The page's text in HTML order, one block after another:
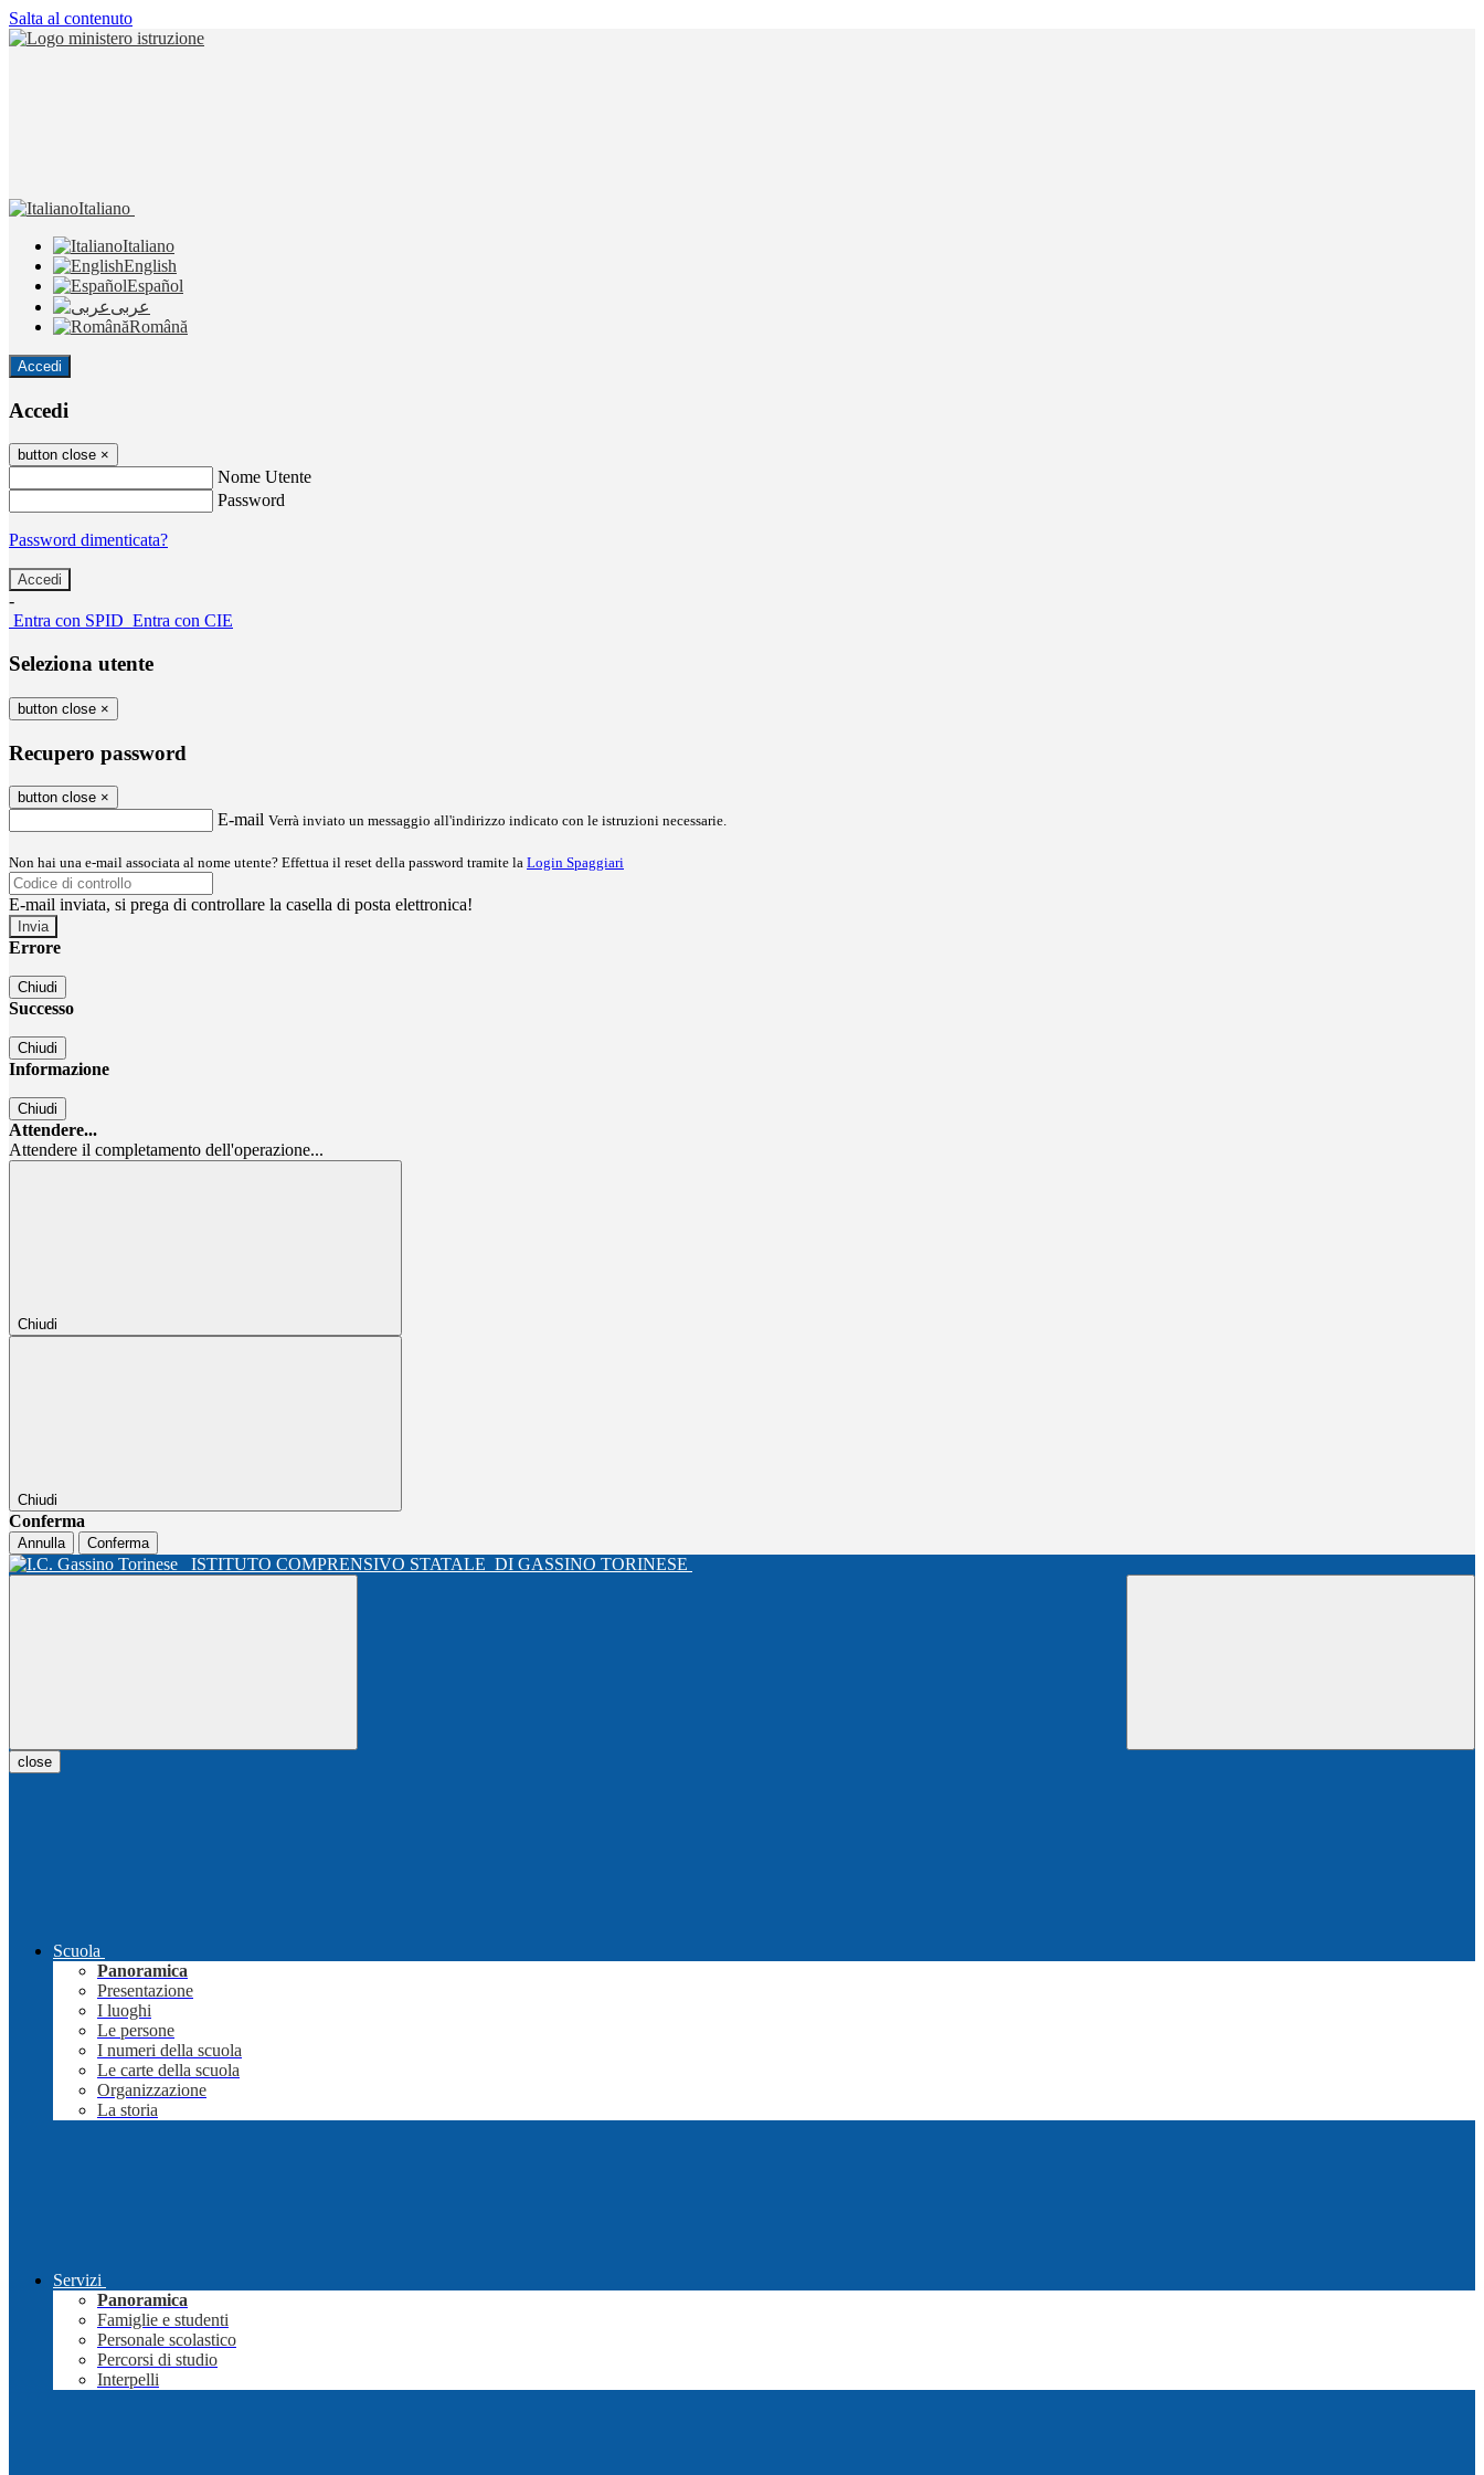
Salta al contenuto
Italiano
Italiano
English
Español
عربى
Română
Accedi
Accedi
button close ×
Nome Utente
Password
Password dimenticata?
-
Entra con SPID Entra con CIE
Seleziona utente
button close ×
Recupero password
button close ×
E-mail Verrà inviato un messaggio all'indirizzo indicato con le istruzioni necessarie.
Non hai una e-mail associata al nome utente? Effettua il reset della password tramite la Login Spaggiari
E-mail inviata, si prega di controllare la casella di posta elettronica!
Errore
Chiudi
Successo
Chiudi
Informazione
Chiudi
Attendere...
Attendere il completamento dell'operazione...
Chiudi
Chiudi
Conferma
Annulla Conferma
ISTITUTO COMPRENSIVO STATALE DI GASSINO TORINESE
close
Scuola
Panoramica
Presentazione
I luoghi
Le persone
I numeri della scuola
Le carte della scuola
Organizzazione
La storia
Servizi
Panoramica
Famiglie e studenti
Personale scolastico
Percorsi di studio
Interpelli